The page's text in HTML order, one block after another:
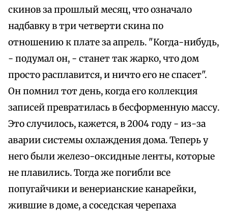
скинов за прошлый месяц, что означало
надбавку в три четверти скина по
отношению к плате за апрель. "Когда-нибудь,
- подумал он, - станет так жарко, что дом
просто расплавится, и ничто его не спасет".
Он помнил тот день, когда его коллекция
записей превратилась в бесформенную массу.
Это случилось, кажется, в 2004 году - из-за
аварии системы охлаждения дома. Теперь у
него были железо-оксидные ленты, которые
не плавились. Тогда же погибли все
попугайчики и венерианские канарейки,
жившие в доме, а соседская черепаха